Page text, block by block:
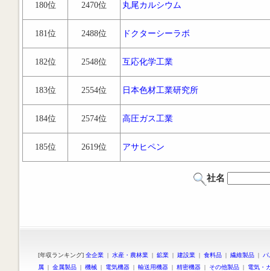
180位 2470位 丸尾カルシウム
181位 2488位 ドクターシーラボ
182位 2548位 互応化学工業
183位 2554位 日本色材工業研究所
184位 2574位 高圧ガス工業
185位 2619位 アサヒペン
社名
[年収ランキング] 全企業 | 水産・農林業 | 鉱業 | 建設業 | 食料品 | 繊維製品 |
属 | 金属製品 | 機械 | 電気機器 | 輸送用機器 | 精密機器 | その他製品 | 電気・